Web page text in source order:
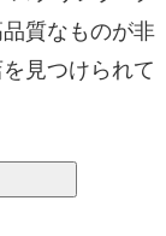
質なものが非
見つけられて